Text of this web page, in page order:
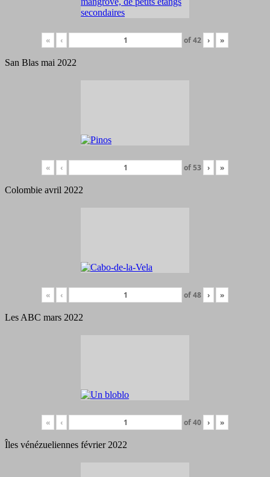
« ‹ of42 › »
San Blas mai 2022
« ‹ of53 › »
Colombie avril 2022
« ‹ of48 › »
Les ABC mars 2022
« ‹ of40 › »
Îles vénézueliennes février 2022